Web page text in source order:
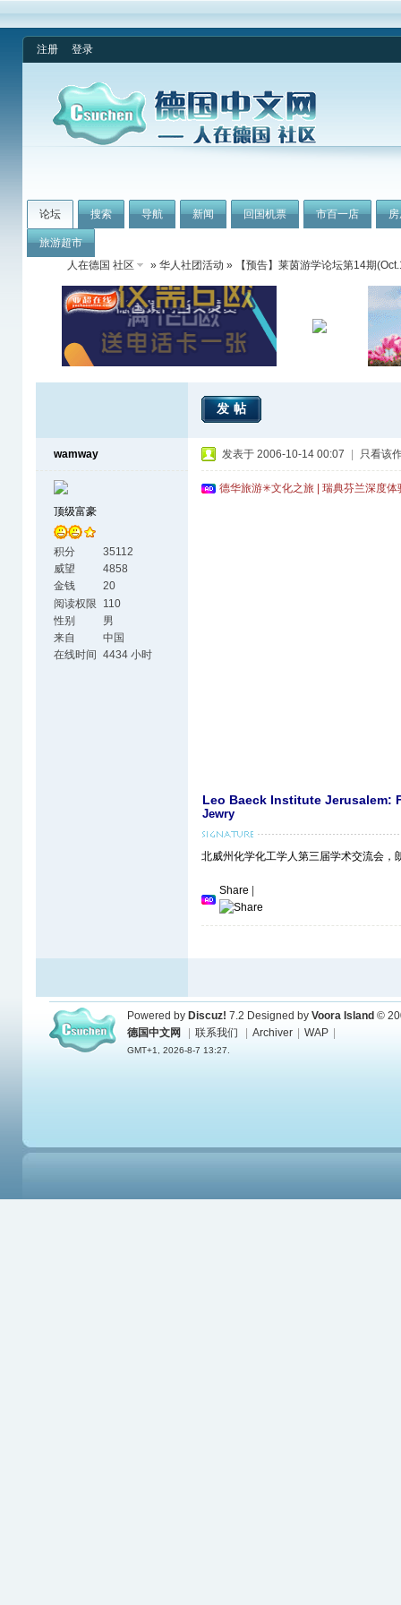
注册 登录
论坛 搜索 导航 新闻 回国机票 市百一店
旅游超市
人在德国 社区
» 华人社团活动 » 【预告】莱茵游学论坛第14期
发帖
wamway
顶级富豪
积分
35112
威望
4858
金钱
20
阅读权限
110
性别
男
来自
中国
在线时间
4434 小时
发表于 2006-10-14 00:07 只看该
德华旅游✳文化之旅 | 瑞典芬兰深度
Leo Baeck Institute Jerusalem:
Jewry
北威州化学化工学人第三届学术交流会
Share
Powered by Discuz! 7.2 Designed by Voora Island ©
德国中文网
联系我们 Archiver WAP
GMT+1, 2026-8-7 13:27.